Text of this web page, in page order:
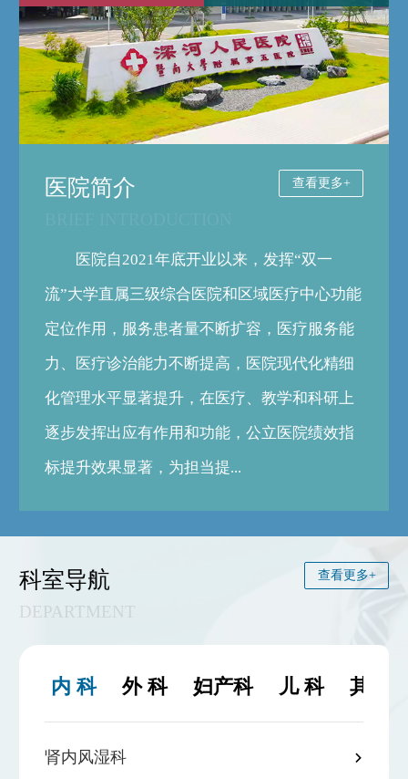
医院简介 查看更多+
医院自2021年底开业以来，发挥“双一
流”大学直属三级综合医院和区域医疗中心功能
定位作用，服务患者量不断扩容，医疗服务能
力、医疗诊治能力不断提高，医院现代化精细
化管理水平显著提升，在医疗、教学和科研上
逐步发挥出应有作用和功能，公立医院绩效指
标提升效果显著，为担当提...
科室导航
DEPARTMENT
查看更多+
内 科 外 科 妇产科 儿 科 其他
肾内风湿科 